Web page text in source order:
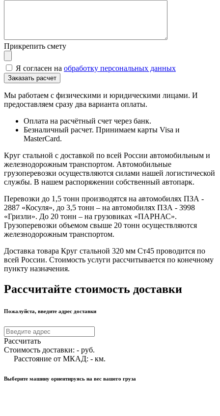
Прикрепить смету
Я согласен на обработку персональных данных
Мы работаем с физическими и юридическими лицами. И
предоставляем сразу два варианта оплаты.
Оплата на расчётный счет через банк.
Безналичный расчет. Принимаем карты Visa и
MasterCard.
Круг стальной с доставкой по всей России автомобильным и
железнодорожным транспортом. Автомобильные
грузоперевозки осуществляются силами нашей логистической
службы. В нашем распоряжении собственный автопарк.
Перевозки до 1,5 тонн производятся на автомобилях ПЗА -
2887 «Косуля», до 3,5 тонн – на автомобилях ПЗА - 3998
«Гризли». До 20 тонн – на грузовиках «ПАРНАС».
Грузоперевозки объемом свыше 20 тонн осуществляются
железнодорожным транспортом.
Доставка товара Круг стальной 320 мм Ст45 проводится по
всей России. Стоимость услуги рассчитывается по конечному
пункту назначения.
Рассчитайте стоимость доставки
Пожалуйста, введите адрес доставки
Рассчитать
Стоимость доставки: - руб.
Расстояние от МКАД: - км.
Выберите машину ориентируясь на вес вашего груза